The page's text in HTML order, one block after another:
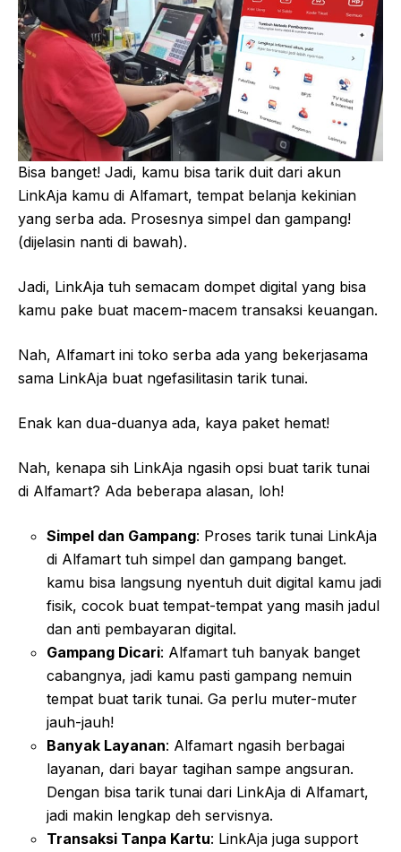
Bisa banget! Jadi, kamu bisa tarik duit dari akun
LinkAja kamu di Alfamart, tempat belanja kekinian
yang serba ada. Prosesnya simpel dan gampang!
(dijelasin nanti di bawah).
Jadi, LinkAja tuh semacam dompet digital yang bisa
kamu pake buat macem-macem transaksi keuangan.
Nah, Alfamart ini toko serba ada yang bekerjasama
sama LinkAja buat ngefasilitasin tarik tunai.
Enak kan dua-duanya ada, kaya paket hemat!
Nah, kenapa sih LinkAja ngasih opsi buat tarik tunai
di Alfamart? Ada beberapa alasan, loh!
Simpel dan Gampang: Proses tarik tunai LinkAja
di Alfamart tuh simpel dan gampang banget.
kamu bisa langsung nyentuh duit digital kamu jadi
fisik, cocok buat tempat-tempat yang masih jadul
dan anti pembayaran digital.
Gampang Dicari: Alfamart tuh banyak banget
cabangnya, jadi kamu pasti gampang nemuin
tempat buat tarik tunai. Ga perlu muter-muter
jauh-jauh!
Banyak Layanan: Alfamart ngasih berbagai
layanan, dari bayar tagihan sampe angsuran.
Dengan bisa tarik tunai dari LinkAja di Alfamart,
jadi makin lengkap deh servisnya.
Transaksi Tanpa Kartu: LinkAja juga support